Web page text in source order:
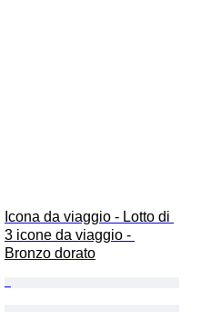
Icona da viaggio - Lotto di
3 icone da viaggio -
Bronzo dorato